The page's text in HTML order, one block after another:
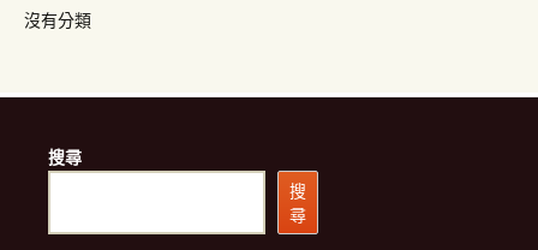
沒有分類
搜尋
搜
尋